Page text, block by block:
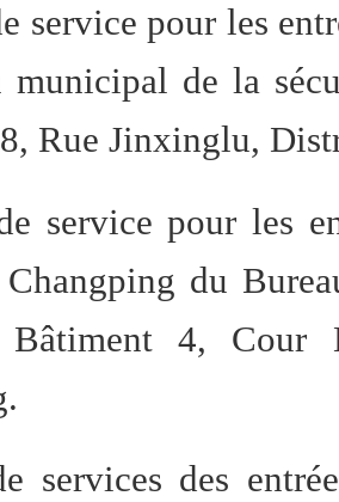
service pour les
municipal de la
Rue Jinxinglu,
service pour les
Changping du
4, Cour
services des